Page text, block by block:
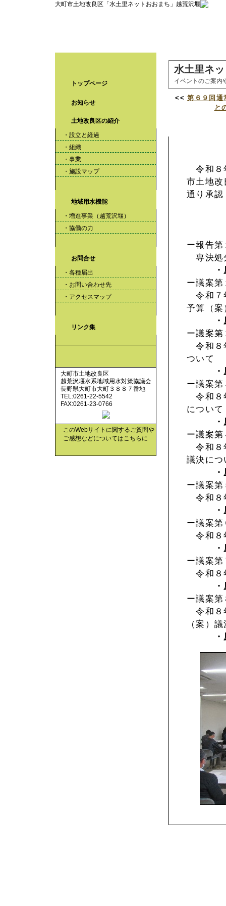
大町市土地改良区「水土里ネットおおまち」越荒沢堰
水土里ネ
イベントのご案内
<<第６９回
と
令和８
市土地
通り承
ー報告
専決処
ー議案
令和７
予算（
ー議案
令和８
ついて
ー議案
令和８
について
ー議案
令和８
議決につ
ー議案
令和８
ー議案
令和８
ー議案
令和８
ー議案
令和８
（案）
トップページ
お知らせ
土地改良区の紹介
・設立と経過
・組織
・事業
・施設マップ
地域用水機能
・増進事業（越荒沢堰）
・協働の力
お問合せ
・各種届出
・お問い合わせ先
・アクセスマップ
リンク集
大町市土地改良区
越荒沢堰水系地域用水対策協議会
長野県大町市大町３８８７番地
TEL:0261-22-5542
FAX:0261-23-0766
このWebサイトに関するご質問や
ご感想などについてはこちらに